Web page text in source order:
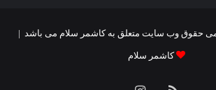
کاشمر سلام